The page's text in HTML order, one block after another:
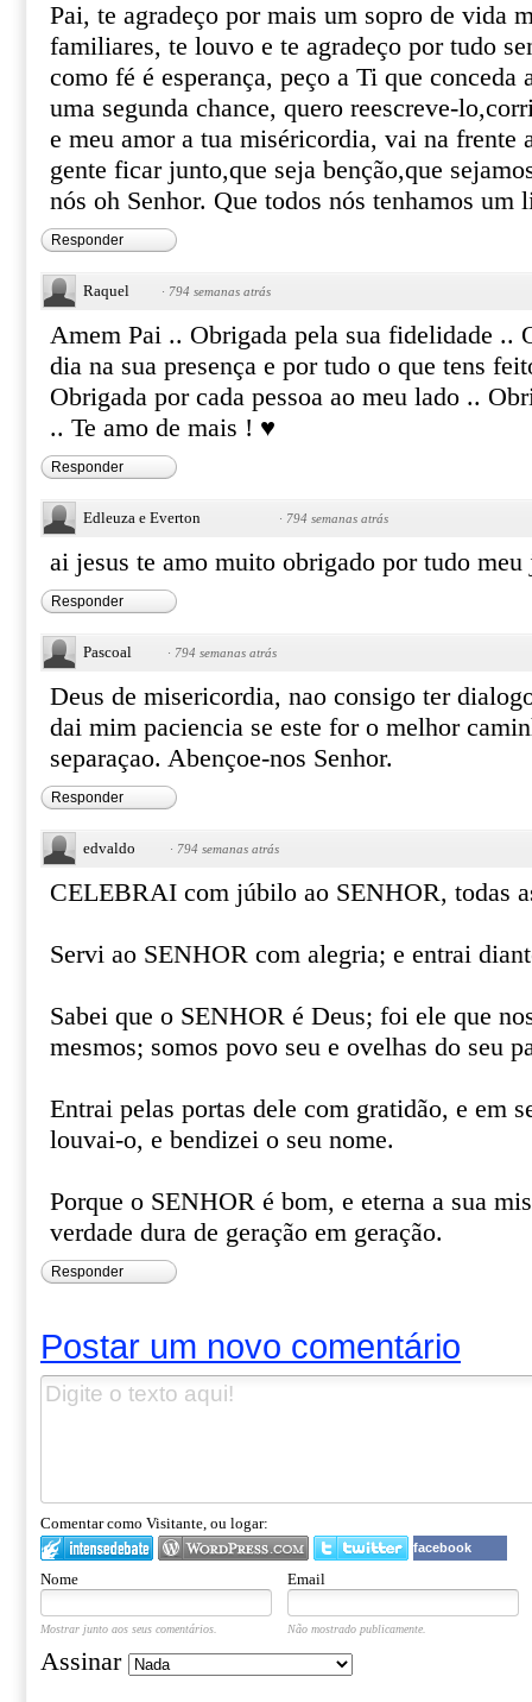
Pai, te agradeço por mais um sopro de vida
familiares, te louvo e te agradeço por tudo
como fé é esperança, peço a Ti que conceda
uma segunda chance, quero reescreve-
e meu amor a tua miséricordia, vai na frente
gente ficar junto,que seja benção,que
nós oh Senhor. Que todos nós tenhamos um
Responder
Raquel · 794 semanas atrás
Amem Pai .. Obrigada pela sua fidelidade ..
dia na sua presença e por tudo o que tens
Obrigada por cada pessoa ao meu lado ..
.. Te amo de mais ! ♥
Responder
Edleuza e Everton · 794 semanas atrás
ai jesus te amo muito obrigado por tudo meu
Responder
Pascoal · 794 semanas atrás
Deus de misericordia, nao consigo ter
dai mim paciencia se este for o melhor
separaçao. Abençoe-nos Senhor.
Responder
edvaldo · 794 semanas atrás
CELEBRAI com júbilo ao SENHOR, todas
Servi ao SENHOR com alegria; e entrai
Sabei que o SENHOR é Deus; foi ele que
mesmos; somos povo seu e ovelhas do seu
Entrai pelas portas dele com gratidão, e em
louvai-o, e bendizei o seu nome.
Porque o SENHOR é bom, e eterna a sua
verdade dura de geração em geração.
Responder
Postar um novo comentário
Comentar como Visitante, ou logar:
facebook
Nome Email
Mostrar junto aos seus comentários. Não mostrado publicamente.
Assinar